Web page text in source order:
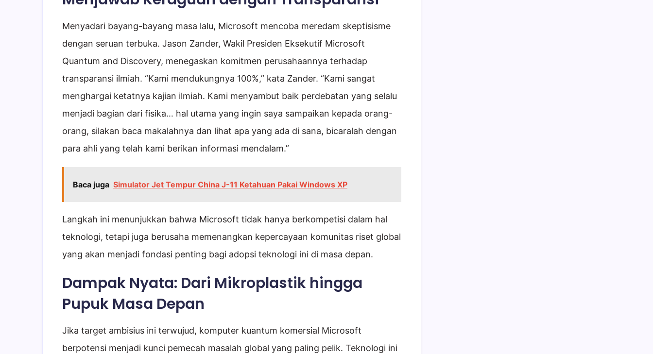
Menyadari bayang-bayang masa lalu, Microsoft mencoba meredam skeptisisme
dengan seruan terbuka. Jason Zander, Wakil Presiden Eksekutif Microsoft
Quantum and Discovery, menegaskan komitmen perusahaannya terhadap
transparansi ilmiah. “Kami mendukungnya 100%,” kata Zander. “Kami sangat
menghargai ketatnya kajian ilmiah. Kami menyambut baik perdebatan yang selalu
menjadi bagian dari fisika… hal utama yang ingin saya sampaikan kepada orang-
orang, silakan baca makalahnya dan lihat apa yang ada di sana, bicaralah dengan
para ahli yang telah kami berikan informasi mendalam.”
Baca juga Simulator Jet Tempur China J-11 Ketahuan Pakai Windows XP
Langkah ini menunjukkan bahwa Microsoft tidak hanya berkompetisi dalam hal
teknologi, tetapi juga berusaha memenangkan kepercayaan komunitas riset global
yang akan menjadi fondasi penting bagi adopsi teknologi ini di masa depan.
Dampak Nyata: Dari Mikroplastik hingga
Pupuk Masa Depan
Jika target ambisius ini terwujud, komputer kuantum komersial Microsoft
berpotensi menjadi kunci pemecah masalah global yang paling pelik. Teknologi ini